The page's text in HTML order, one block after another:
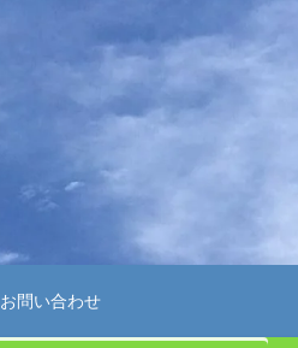
お問い合わせ